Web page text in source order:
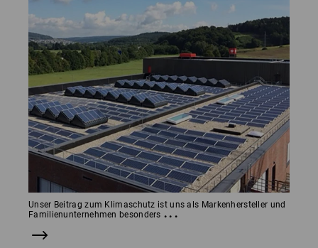
Unser Beitrag zum Klimaschutz ist uns als Markenhersteller und
Familienunternehmen besonders ...